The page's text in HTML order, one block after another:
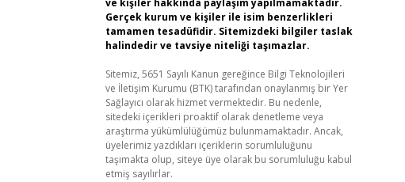
ve kişiler hakkında paylaşım yapılmamaktadır.
Gerçek kurum ve kişiler ile isim benzerlikleri
tamamen tesadüfidir. Sitemizdeki bilgiler taslak
halindedir ve tavsiye niteliği taşımazlar.
Sitemiz, 5651 Sayılı Kanun gereğince Bilgi Teknolojileri
ve İletişim Kurumu (BTK) tarafından onaylanmış bir Yer
Sağlayıcı olarak hizmet vermektedir. Bu nedenle,
sitedeki içerikleri proaktif olarak denetleme veya
araştırma yükümlülüğümüz bulunmamaktadır. Ancak,
üyelerimiz yazdıkları içeriklerin sorumluluğunu
taşımakta olup, siteye üye olarak bu sorumluluğu kabul
etmiş sayılırlar.